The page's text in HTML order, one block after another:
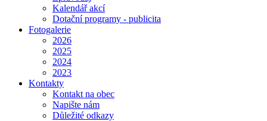
Kalendář akcí
Dotační programy - publicita
Fotogalerie
2026
2025
2024
2023
Kontakty
Kontakt na obec
Napište nám
Důležité odkazy